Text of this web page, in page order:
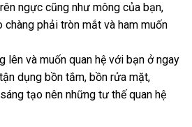
ngực cũng như mông của bạn,
chàng phải tròn mắt và ham muốn
lên và muốn quan hệ với bạn ở ngay
dụng bồn tắm, bồn rửa mặt,
tạo nên những tư thế quan hệ